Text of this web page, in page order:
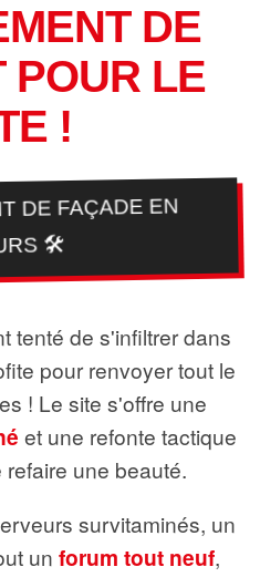
DE
POUR LE
!
DE FAÇADE EN
🛠️
tenté de s'infiltrer dans
pour renvoyer tout le
! Le site s'offre une
et une refonte tactique
une beauté.
survitaminés, un
un forum tout neuf,